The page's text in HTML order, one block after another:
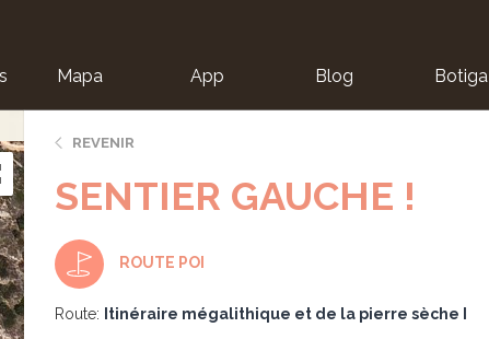
Mapa App Blog Botiga
REVENIR
SENTIER GAUCHE !
ROUTE POI
Route: Itinéraire mégalithique et de la pierre sèche I